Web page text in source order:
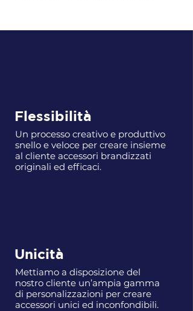
Flessibilità
Un processo creativo e produttivo
snello e veloce per creare insieme
al cliente accessori brandizzati
originali ed efficaci.
Unicità
Mettiamo a disposizione del
nostro cliente un’ampia gamma
di personalizzazioni per creare
accessori unici ed inconfondibili.